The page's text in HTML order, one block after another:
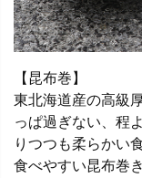
【昆布巻】
東北海道産の高級
っぱ過ぎない、程
りつつも柔らかい
食べやすい昆布巻